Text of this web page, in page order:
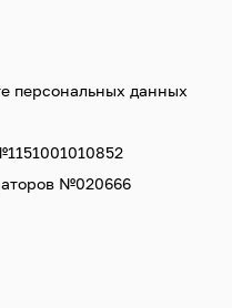
персональных данных
№020666